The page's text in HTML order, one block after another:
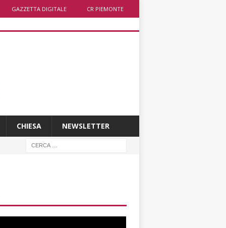
GAZZETTA DIGITALE CR PIEMONTE
CHIESA NEWSLETTER